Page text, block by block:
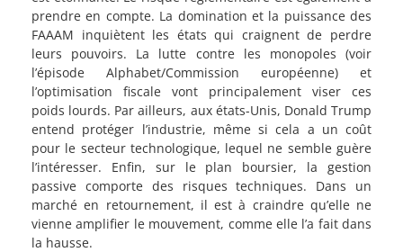
prendre en compte. La domination et la puissance des
FAAAM inquiètent les états qui craignent de perdre
leurs pouvoirs. La lutte contre les monopoles (voir
l’épisode Alphabet/Commission européenne) et
l’optimisation fiscale vont principalement viser ces
poids lourds. Par ailleurs, aux états-Unis, Donald Trump
entend protéger l’industrie, même si cela a un coût
pour le secteur technologique, lequel ne semble guère
l’intéresser. Enfin, sur le plan boursier, la gestion
passive comporte des risques techniques. Dans un
marché en retournement, il est à craindre qu’elle ne
vienne amplifier le mouvement, comme elle l’a fait dans
la hausse.